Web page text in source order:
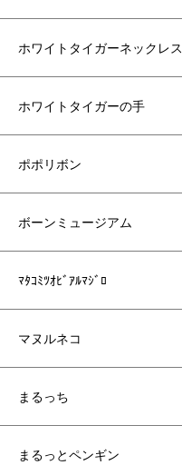
ホワイトタイガーネックレス
ホワイトタイガーの手
ポポリボン
ボーンミュージアム
ﾏﾀｺﾐﾂｵﾋﾞｱﾙﾏｼﾞﾛ
マヌルネコ
まるっち
まるっとペンギン